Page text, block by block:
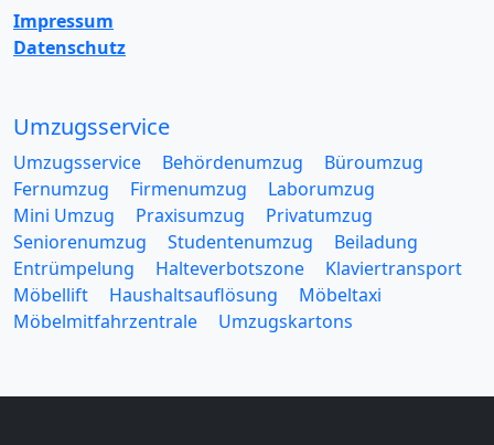
Impressum
Datenschutz
Umzugsservice
Umzugsservice Behördenumzug
Büroumzug
Fernumzug
Firmenumzug
Laborumzug
Mini Umzug
Praxisumzug
Privatumzug
Seniorenumzug
Studentenumzug
Beiladung
Entrümpelung
Halteverbotszone
Klaviertransport
Möbellift
Haushaltsauflösung
Möbeltaxi
Möbelmitfahrzentrale
Umzugskartons